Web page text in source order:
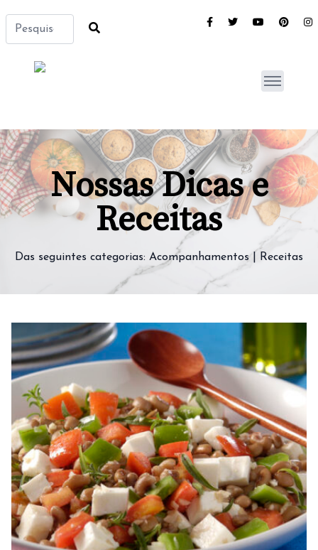
Nossas Dicas e
Receitas
Das seguintes categorias: Acompanhamentos| Receitas